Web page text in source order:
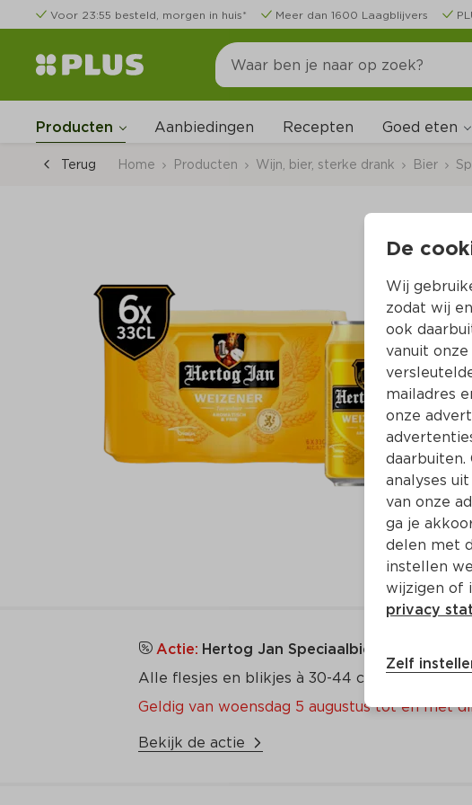
Voor 23:55 besteld, morgen in huis* Meer dan 1600 Laagblijvers
Producten Aanbiedingen Recepten Goed eten
Terug Home Producten Wijn, bier, sterke drank Bier
Actie: Hertog Jan Speciaalbier, Cornet en
Alle flesjes en blikjes à 30-44 cl en sets
Geldig van woensdag 5 augustus tot en met
Bekijk de actie
De
Wij
zodat wij
ook
vanuit
mailadres
onze
daarbuiten.
analyses
van onze
ga je
delen met
instellen
wijzigen of
privacy
Zelf